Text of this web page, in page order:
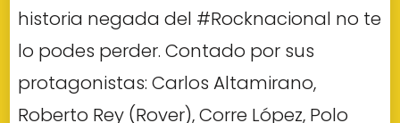
historia negada del #Rocknacional no te
lo podes perder. Contado por sus
protagonistas: Carlos Altamirano,
Roberto Rey (Rover), Corre López, Polo